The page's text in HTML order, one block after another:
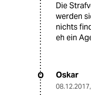
Die
werden
nichts
eh ein
O Oskar
08.12.2017,